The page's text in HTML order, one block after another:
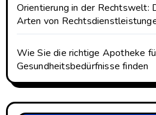
Orientierung in der Rechtswelt:
Arten von
Wie Sie die richtige Apotheke
Gesundheitsbedürfnisse finden